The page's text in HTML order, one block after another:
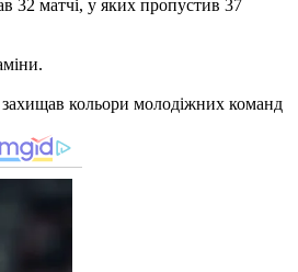
32 матчі, у яких пропустив 37
захищав кольори молодіжних команд